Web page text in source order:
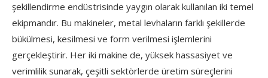
şekillendirme endüstrisinde yaygın olarak kullanılan iki temel
ekipmandır. Bu makineler, metal levhaların farklı şekillerde
bükülmesi, kesilmesi ve form verilmesi işlemlerini
gerçekleştirir. Her iki makine de, yüksek hassasiyet ve
verimlilik sunarak, çeşitli sektörlerde üretim süreçlerini